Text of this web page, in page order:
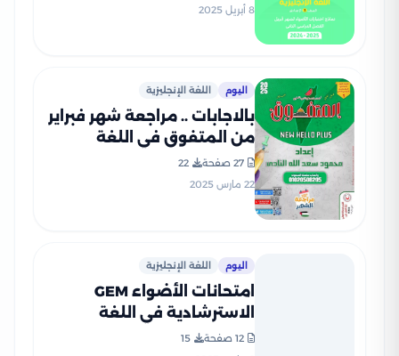
8 أبريل 2025
اليوم اللغة الإنجليزية
بالاجابات .. مراجعة شهر فبراير
من المتفوق في اللغة
الإنجليزية نيو هالو بلس لأولى
27 صفحة
22
22 مارس 2025
اليوم اللغة الإنجليزية
امتحانات الأضواء GEM
الاسترشادية في اللغة
الانجليزية لأولى اعدادي مقرر
12 صفحة
15